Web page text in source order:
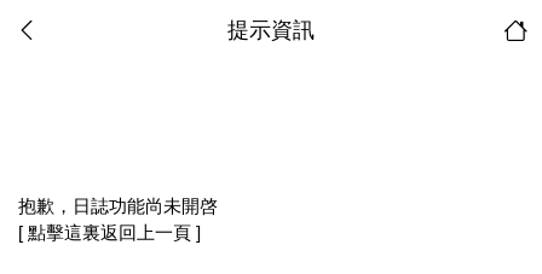
提示資訊
抱歉，日誌功能尚未開啓
[ 點擊這裏返回上一頁 ]